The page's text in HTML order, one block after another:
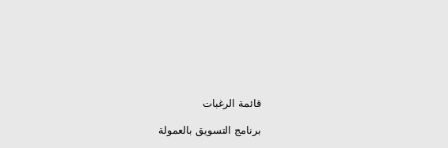
قائمة الرغبات
برنامج التسويق بالعمولة